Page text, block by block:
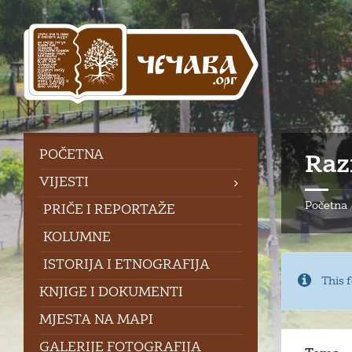
Skip
content
Skip
left
sidebar
Skip
footer
Početna
This
POČETNA
VIJESTI
PRIČE I REPORTAŽE
KOLUMNE
ISTORIJA I ETNOGRAFIJA
KNJIGE I DOKUMENTI
MJESTA NA MAPI
GALERIJE FOTOGRAFIJA